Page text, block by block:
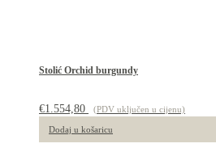
Stolić Orchid burgundy
€1.554,80 (PDV uključen u cijenu)
Dodaj u košaricu